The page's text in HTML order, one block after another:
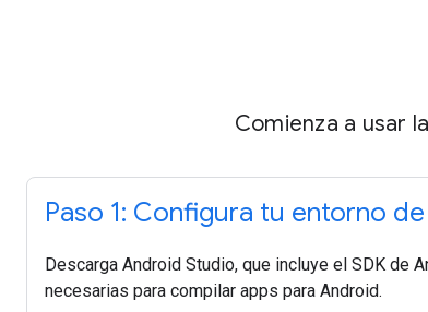
Comienza a usar
Paso 1: Configura tu entorno
Descarga Android Studio, que incluye el SDK de
necesarias para compilar apps para Android.